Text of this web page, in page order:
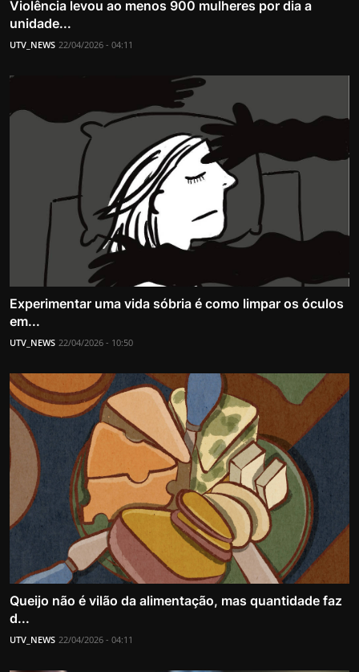
Violência levou ao menos 900 mulheres por dia a
unidade...
UTV_NEWS 22/04/2026 - 04:11
Experimentar uma vida sóbria é como limpar os óculos
em...
UTV_NEWS 22/04/2026 - 10:50
Queijo não é vilão da alimentação, mas quantidade faz
d...
UTV_NEWS 22/04/2026 - 04:11